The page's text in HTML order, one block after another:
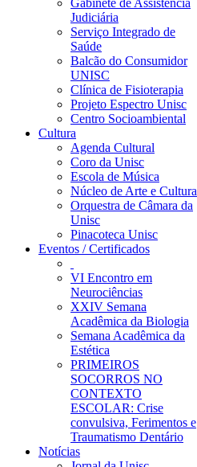
Gabinete de Assistência
Judiciária
Serviço Integrado de
Saúde
Balcão do Consumidor
UNISC
Clínica de Fisioterapia
Projeto Espectro Unisc
Centro Socioambiental
Cultura
Agenda Cultural
Coro da Unisc
Escola de Música
Núcleo de Arte e Cultura
Orquestra de Câmara da
Unisc
Pinacoteca Unisc
Eventos / Certificados
VI Encontro em
Neurociências
XXIV Semana
Acadêmica da Biologia
Semana Acadêmica da
Estética
PRIMEIROS
SOCORROS NO
CONTEXTO
ESCOLAR: Crise
convulsiva, Ferimentos e
Traumatismo Dentário
Notícias